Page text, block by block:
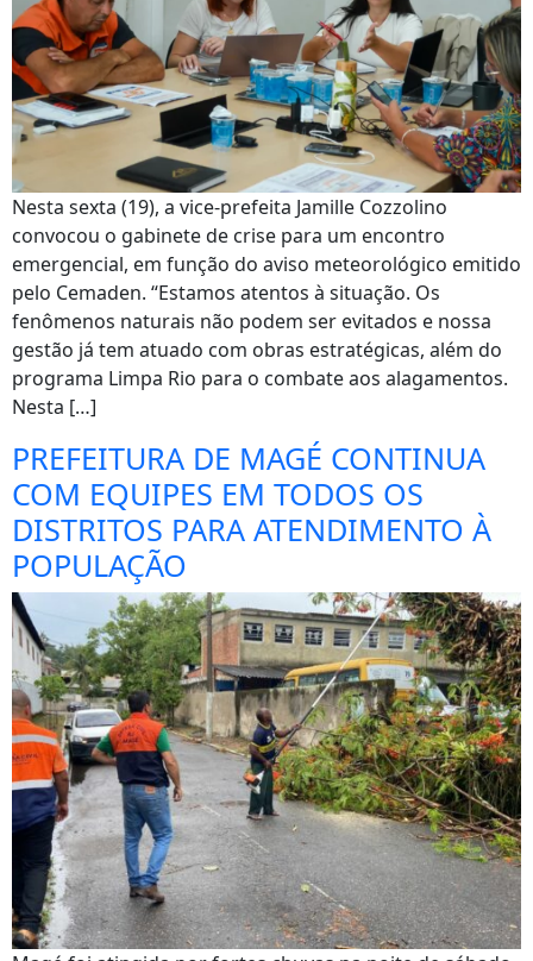
Nesta sexta (19), a vice-prefeita Jamille Cozzolino
convocou o gabinete de crise para um encontro
emergencial, em função do aviso meteorológico emitido
pelo Cemaden. “Estamos atentos à situação. Os
fenômenos naturais não podem ser evitados e nossa
gestão já tem atuado com obras estratégicas, além do
programa Limpa Rio para o combate aos alagamentos.
Nesta […]
PREFEITURA DE MAGÉ CONTINUA
COM EQUIPES EM TODOS OS
DISTRITOS PARA ATENDIMENTO À
POPULAÇÃO